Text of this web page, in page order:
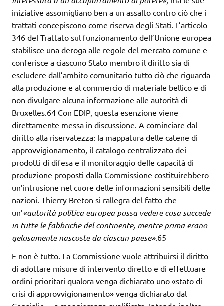
iniziative assomigliano ben a un assalto contro ciò che i
trattati concepiscono come riserva degli Stati. L’articolo
346 del Trattato sul funzionamento dell’Unione europea
stabilisce una deroga alle regole del mercato comune e
conferisce a ciascuno Stato membro il diritto sia di
escludere dall’ambito comunitario tutto ciò che riguarda
alla produzione e al commercio di materiale bellico e di
non divulgare alcuna informazione alle autorità di
Bruxelles.64 Con EDIP, questa esenzione viene
direttamente messa in discussione. A cominciare dal
diritto alla riservatezza: la mappatura delle catene di
approvvigionamento, il catalogo centralizzato dei
prodotti di difesa e il monitoraggio delle capacità di
produzione proposti dalla Commissione costituirebbero
un’intrusione nel cuore delle informazioni sensibili delle
nazioni. Thierry Breton si rallegra del fatto che
un’«autorità politica europea possa vedere cosa succede
in tutte le fabbriche del continente, mentre prima erano
gelosamente nascoste da ciascun paese».65
E non è tutto. La Commissione vuole attribuirsi il diritto
di adottare misure di intervento diretto e di effettuare
ordini prioritari qualora venga dichiarato uno «stato di
crisi di approvvigionamento» venga dichiarato dal